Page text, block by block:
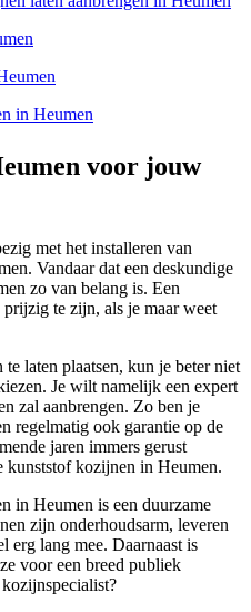
in Heumen
voor jouw
met het installeren van
Vandaar dat een deskundige
zo van belang is. Een
te zijn, als je maar weet
laten plaatsen, kun je beter niet
Je wilt namelijk een expert
zal aanbrengen. Zo ben je
regelmatig ook garantie op de
jaren immers gerust
kozijnen in Heumen.
in Heumen is een duurzame
zijn onderhoudsarm, leveren
erg lang mee. Daarnaast is
voor een breed publiek